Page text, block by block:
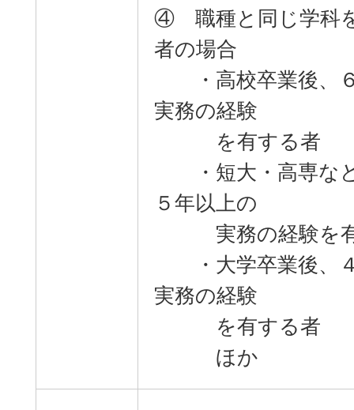
④ 職種と同じ学科
者の場合
・高校卒業後、
実務の経験
を有する者
・短大・高専な
５年以上の
実務の経験を有
・大学卒業後、
実務の経験
を有する者
ほか